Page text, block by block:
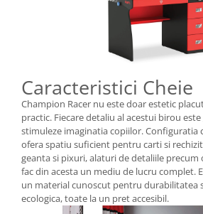
Caracteristici Cheie
Champion Racer nu este doar estetic
practic. Fiecare detaliu al acestui birou
stimuleze imaginatia copiilor. Configuratia
ofera spatiu suficient pentru carti si
geanta si pixuri, alaturi de detaliile
fac din acesta un mediu de lucru complet.
un material cunoscut pentru durabilitatea
ecologica, toate la un pret accesibil.